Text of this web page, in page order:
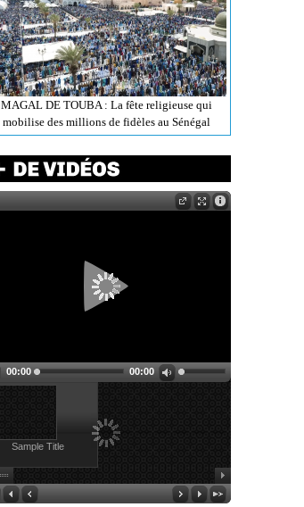
MAGAL DE TOUBA : La fête religieuse qui
mobilise des millions de fidèles au Sénégal
00:00 00:00
Sample Title